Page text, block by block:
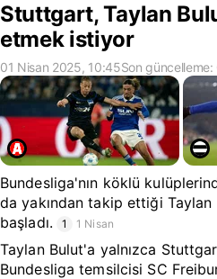
Stuttgart, Taylan
etmek istiyor
01 Nisan 2025, 10:45Son
Bundesliga'nın köklü
da yakından takip ettiği
başladı.
1 1 Nisan
Taylan Bulut'a yalnızca
Bundesliga temsilcisi SC